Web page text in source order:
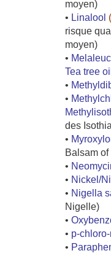
moyen)
• Linalool
risque
moyen)
•
Tea tree oil
•
•
des
•
Balsam of
•
• Nickel/
• Nigella
Nigelle)
•
• p-
•